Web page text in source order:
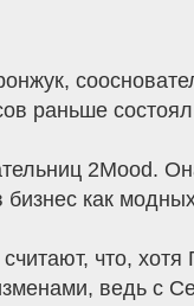
раньше
2Mood.
бизнес как
что,
ведь с